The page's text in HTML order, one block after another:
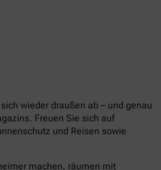
wieder draußen ab – und genau
Freuen Sie sich auf
und Reisen sowie
machen, räumen mit